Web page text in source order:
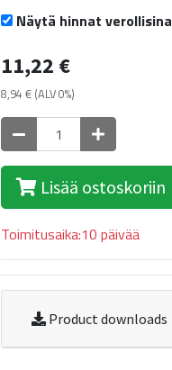
Näytä hinnat verollisina
11,22 €
8,94 € (ALV 0%)
Lisää ostoskoriin
Toimitusaika:10 päivää
Product downloads